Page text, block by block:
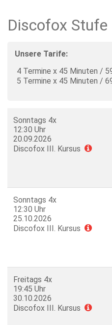
Discofox Stufe
Unsere Tarife:
4 Termine x 45 Minuten /
5 Termine x 45 Minuten /
Sonntags 4x
12:30 Uhr
20.09.2026
Discofox III. Kursus
Sonntags 4x
12:30 Uhr
25.10.2026
Discofox III. Kursus
Freitags 4x
19:45 Uhr
30.10.2026
Discofox III. Kursus